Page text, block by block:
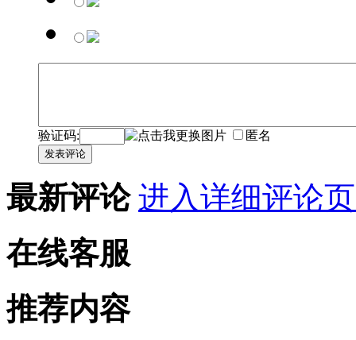
验证码: 匿名
发表评论
最新评论 进入详细评论
在线客服
推荐内容